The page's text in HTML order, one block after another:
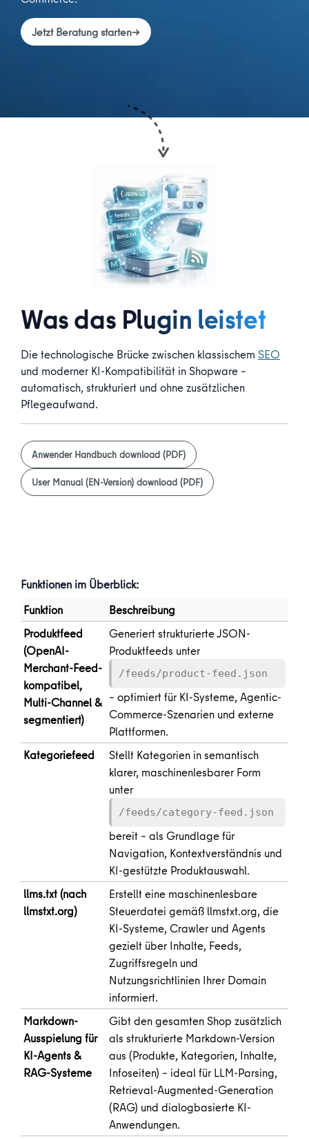
Jetzt Beratung starten→
Was das Plugin leistet
Die technologische Brücke zwischen klassischem SEO
und moderner KI-Kompatibilität in Shopware –
automatisch, strukturiert und ohne zusätzlichen
Pflegeaufwand.
Anwender Handbuch download (PDF)
User Manual (EN-Version) download (PDF)
Funktionen im Überblick:
Funktion
Beschreibung
Produktfeed
(OpenAI-
Merchant-Feed-
kompatibel,
Multi-Channel &
segmentiert)
Generiert strukturierte JSON-
Produktfeeds unter
/feeds/product-feed.json
– optimiert für KI-Systeme, Agentic-
Commerce-Szenarien und externe
Plattformen.
Kategoriefeed
Stellt Kategorien in semantisch
klarer, maschinenlesbarer Form
unter
/feeds/category-feed.json
bereit – als Grundlage für
Navigation, Kontextverständnis und
KI-gestützte Produktauswahl.
llms.txt (nach
llmstxt.org)
Erstellt eine maschinenlesbare
Steuerdatei gemäß llmstxt.org, die
KI-Systeme, Crawler und Agents
gezielt über Inhalte, Feeds,
Zugriffsregeln und
Nutzungsrichtlinien Ihrer Domain
informiert.
Markdown-
Ausspielung für
KI-Agents &
RAG-Systeme
Gibt den gesamten Shop zusätzlich
als strukturierte Markdown-Version
aus (Produkte, Kategorien, Inhalte,
Infoseiten) – ideal für LLM-Parsing,
Retrieval-Augmented-Generation
(RAG) und dialogbasierte KI-
Anwendungen.